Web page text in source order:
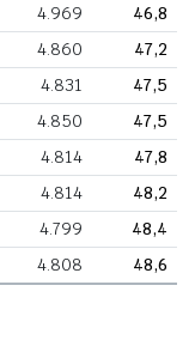
4.969
46,8
4.860
47,2
4.831
47,5
4.850
47,5
4.814
47,8
4.814
48,2
4.799
48,4
4.808 48,6